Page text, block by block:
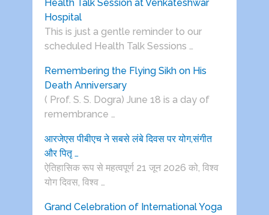
Health Talk Session at Venkateshwar
Hospital
This is just a gentle reminder to our
scheduled Health Talk Sessions …
Remembering the Flying Sikh on His
Death Anniversary
( Prof. S. S. Dogra) June 18 is a day of
remembrance …
आरजेएस पीबीएच ने सबसे लंबे दिवस पर योग,संगीत
और पितृ …
ऐतिहासिक रूप से महत्वपूर्ण 21 जून 2026 को, विश्व
योग दिवस, विश्व …
Grand Celebration of International Yoga